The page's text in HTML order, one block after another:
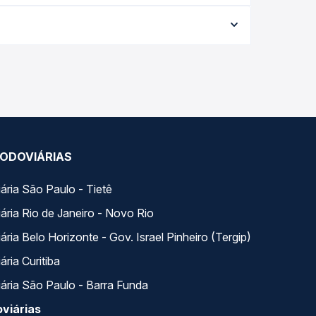
oferta para o seu roteiro.
São Paulo - Tietê
Rio de Janeiro - Novo Rio
Belo Horizonte - Gov. Israel Pinheiro (Tergip)
Curitiba
São Paulo - Barra Funda